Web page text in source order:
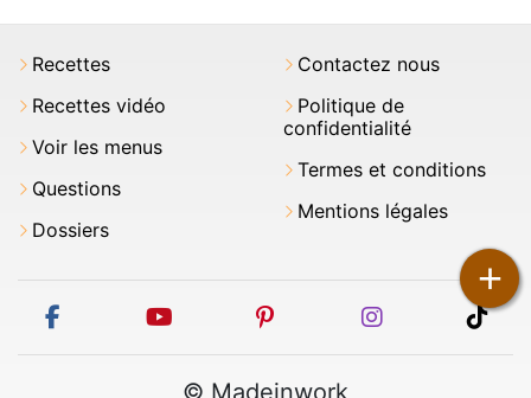
+
Recettes
Recettes vidéo
Voir les menus
Questions
Dossiers
Contactez nous
Politique de
confidentialité
Termes et conditions
Mentions légales
facebook youtube pinterest instagram
© Madeinwork